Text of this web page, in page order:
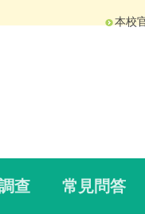
本校
查 常見問答